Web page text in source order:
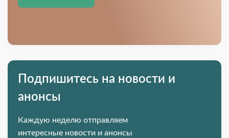
Подпишитесь на новости и
анонсы
Каждую неделю отправляем
интересные новости и анонсы